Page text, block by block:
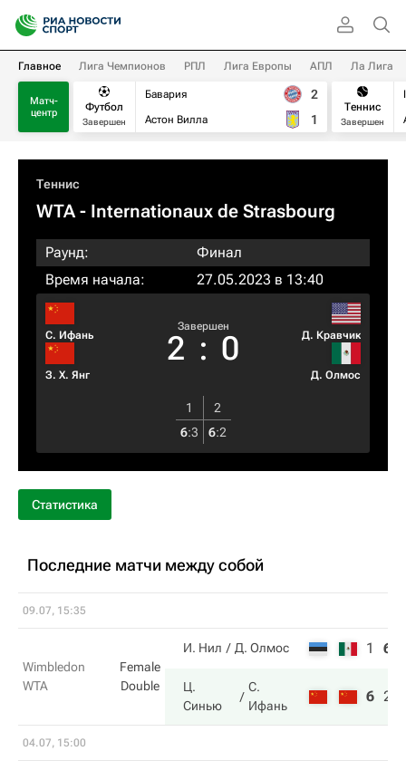
Главное Лига Чемпионов РПЛ Лига Европы АПЛ Ла Лига
Матч-
центр
Футбол
Завершен
Бавария
Астон Вилла
2
1
Теннис
Завершен
Теннис
WTA- Internationaux de Strasbourg
Раунд:
Финал
Время начала:
27.05.2023 в 13:40
С. Ифань
З. Х. Янг
Завершен
2 : 0 Д. Кравчик
Д. Олмос
1
2
6:3 6:2
Статистика
Последние матчи между собой
09.07, 15:35
Wimbledon
WTA
Female
Double
И. Нил Д. Олмос 1 6
Ц.
Синью
С.
Ифань
6 2
04.07, 15:00